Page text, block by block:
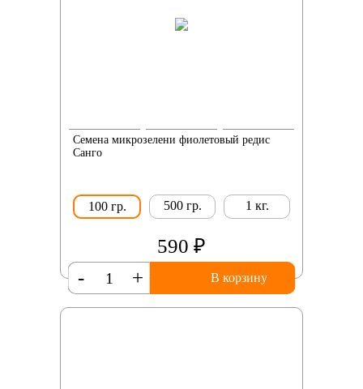
Семена микрозелени фиолетовый редис
Санго
100 гр. 500 гр. 1 кг.
590 ₽
+
- В корзину